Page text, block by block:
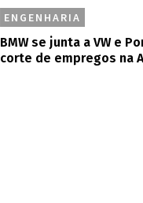
ENGENHARIA
BMW se junta a VW e
corte de empregos na